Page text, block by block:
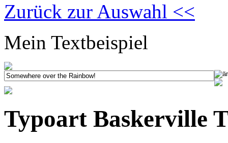
Zurück zur Auswahl <<
Mein Textbeispiel
Typoart Baskerville